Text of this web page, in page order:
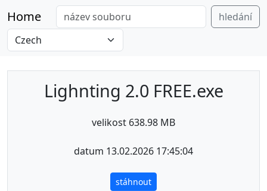
Home hledání
Lighnting 2.0 FREE.exe
velikost 638.98 MB
datum 13.02.2026 17:45:04
stáhnout